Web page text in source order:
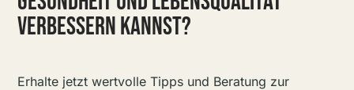
VERBESSERN KANNST?
Erhalte jetzt wertvolle Tipps und Beratung zur